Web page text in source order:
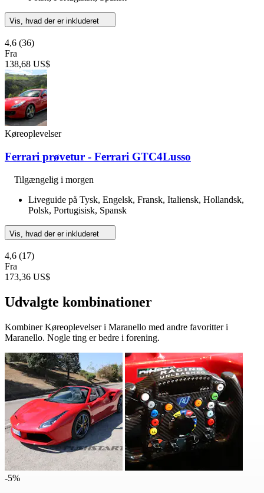
Vis, hvad der er inkluderet
4,6 (36)
Fra
138,68 US$
Køreoplevelser
Ferrari prøvetur - Ferrari GTC4Lusso
Tilgængelig i morgen
Liveguide på Tysk, Engelsk, Fransk, Italiensk, Hollandsk,
Polsk, Portugisisk, Spansk
Vis, hvad der er inkluderet
4,6 (17)
Fra
173,36 US$
Udvalgte kombinationer
Kombiner Køreoplevelser i Maranello med andre favoritter i
Maranello. Nogle ting er bedre i forening.
-5%